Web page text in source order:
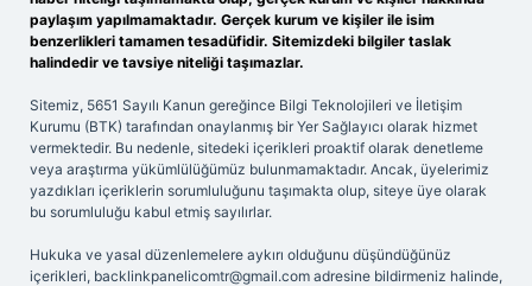
paylaşım yapılmamaktadır. Gerçek kurum ve kişiler ile isim
benzerlikleri tamamen tesadüfidir. Sitemizdeki bilgiler taslak
halindedir ve tavsiye niteliği taşımazlar.
Sitemiz, 5651 Sayılı Kanun gereğince Bilgi Teknolojileri ve İletişim
Kurumu (BTK) tarafından onaylanmış bir Yer Sağlayıcı olarak hizmet
vermektedir. Bu nedenle, sitedeki içerikleri proaktif olarak denetleme
veya araştırma yükümlülüğümüz bulunmamaktadır. Ancak, üyelerimiz
yazdıkları içeriklerin sorumluluğunu taşımakta olup, siteye üye olarak
bu sorumluluğu kabul etmiş sayılırlar.
Hukuka ve yasal düzenlemelere aykırı olduğunu düşündüğünüz
içerikleri, backlinkpanelicomtr@gmail.com adresine bildirmeniz halinde,